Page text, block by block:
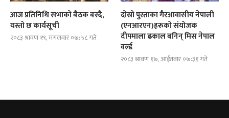
आज प्रतिनिधि सभाको बैठक बस्दै,
यस्तो छ कार्यसूची
२०८३ श्रावण १९, मंगलवार ०७:५८ गते
दोस्रो पुस्ताका गैरआवासीय नेपाली
(एनआरएन)हरूको संयोजक
दीपमाला ढकाल बनिन् मिस नेपाल
वर्ल्ड
२०८३ श्रावण १७, आईतवार ०७:३१ गते